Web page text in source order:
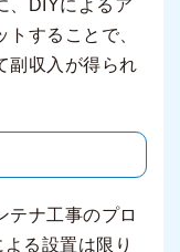
、DIYによるア
することで、
副収入が得られ
テナ工事のプロ
る設置は限り